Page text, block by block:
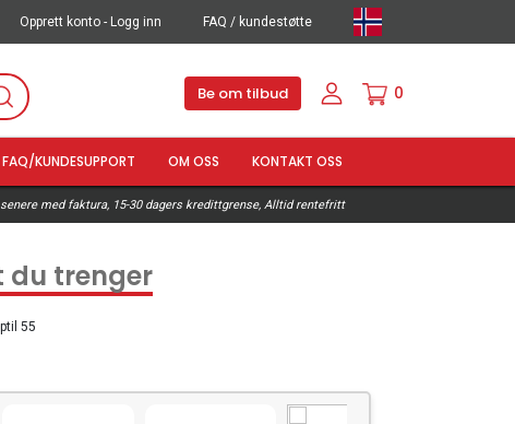
Opprett konto - Logg inn FAQ / kundestøtte
Be om tilbud 0
FAQ/KUNDESUPPORT OM OSS KONTAKT OSS
med faktura, 15-30 dagers kredittgrense, Alltid rentefritt
du trenger
55